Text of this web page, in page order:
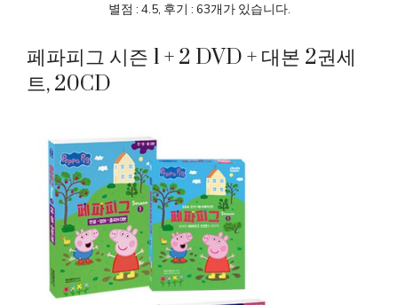
별점 : 4.5, 후기 : 63개가 있습니다.
페파피그 시즌 1 + 2 DVD + 대본 2권세
트, 20CD